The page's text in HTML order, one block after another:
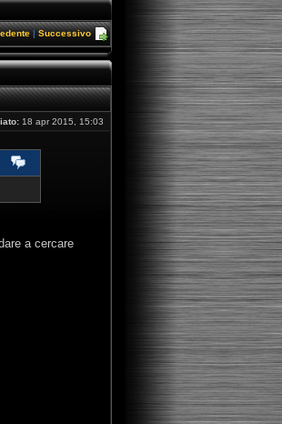
| Successivo
18 apr 2015, 15:03
a cercare